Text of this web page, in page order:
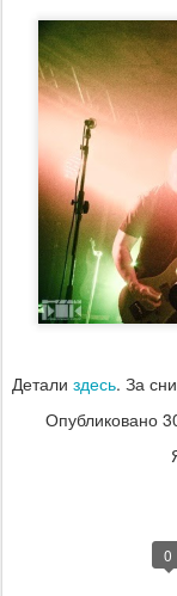
Детали здесь. За
Опубликовано
0